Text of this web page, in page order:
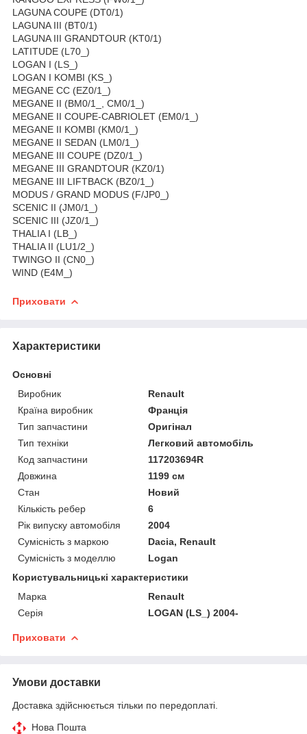
LAGUNA COUPE (DT0/1)
LAGUNA III (BT0/1)
LAGUNA III GRANDTOUR (KT0/1)
LATITUDE (L70_)
LOGAN I (LS_)
LOGAN I KOMBI (KS_)
MEGANE CC (EZ0/1_)
MEGANE II (BM0/1_, CM0/1_)
MEGANE II COUPE-CABRIOLET (EM0/1_)
MEGANE II KOMBI (KM0/1_)
MEGANE II SEDAN (LM0/1_)
MEGANE III COUPE (DZ0/1_)
MEGANE III GRANDTOUR (KZ0/1)
MEGANE III LIFTBACK (BZ0/1_)
MODUS / GRAND MODUS (F/JP0_)
SCENIC II (JM0/1_)
SCENIC III (JZ0/1_)
THALIA I (LB_)
THALIA II (LU1/2_)
TWINGO II (CN0_)
WIND (E4M_)
Приховати
Характеристики
Основні
Виробник
Renault
Країна виробник
Франція
Тип запчастини
Оригінал
Тип техніки
Легковий автомобіль
Код запчастини
117203694R
Довжина
1199 см
Стан
Новий
Кількість ребер
6
Рік випуску автомобіля
2004
Сумісність з маркою
Dacia, Renault
Сумісність з моделлю
Logan
Користувальницькі характеристики
Марка
Renault
Серія
LOGAN (LS_) 2004-
Приховати
Умови доставки
Доставка здійснюється тільки по передоплаті.
Нова Пошта